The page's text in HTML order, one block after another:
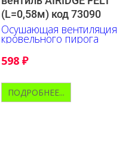
(L=0,58м) код 73090
Осушающая вентиляция
кровельного пирога
598 ₽
ПОДРОБНЕЕ...